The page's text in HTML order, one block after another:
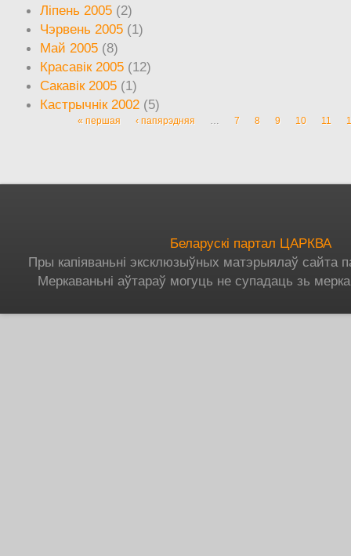
Ліпень 2005 (2)
Чэрвень 2005 (1)
Май 2005 (8)
Красавік 2005 (12)
Сакавік 2005 (1)
Кастрычнік 2002 (5)
Старонкі
« першая ‹ папярэдняя … 7 8 9 10 11
Беларускі партал ЦАРКВА
Пры капіяваньні эксклюзыўных матэрыялаў сайта
Меркаваньні аўтараў могуць не супадаць зь